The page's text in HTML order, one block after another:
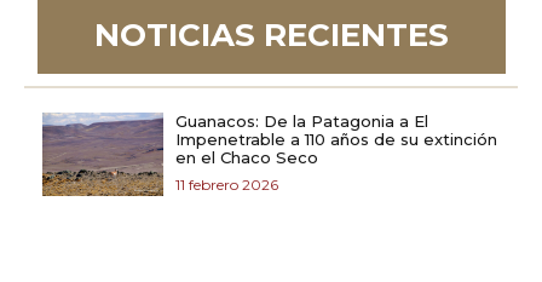
NOTICIAS RECIENTES
Guanacos: De la Patagonia a El
Impenetrable a 110 años de su extinción
en el Chaco Seco
11 febrero 2026